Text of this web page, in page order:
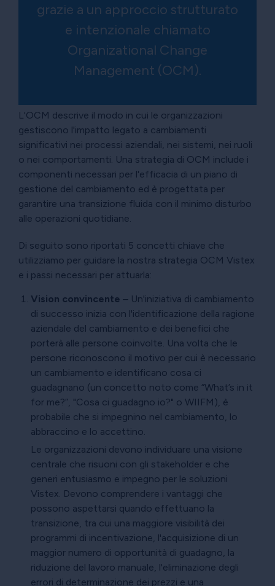
grazie a un approccio strutturato
e intenzionale chiamato
Organizational Change
Management (OCM).
L'OCM descrive il modo in cui le organizzazioni
gestiscono l'impatto legato a cambiamenti
significativi nei processi aziendali, nei sistemi, nei ruoli
o nei comportamenti. Una strategia di OCM include i
componenti necessari per l'efficacia di un piano di
gestione del cambiamento ed è progettata per
garantire una transizione fluida con il minimo disturbo
alle operazioni quotidiane.
Di seguito sono riportati 5 concetti chiave che
utilizziamo per guidare la nostra strategia OCM Vistex
e i passi necessari per attuarla:
Vision convincente – Un'iniziativa di cambiamento
di successo inizia con l'identificazione della ragione
aziendale del cambiamento e dei benefici che
porterà alle persone coinvolte. Una volta che le
persone riconoscono il motivo per cui è necessario
un cambiamento e identificano cosa ci
guadagnano (un concetto noto come “What’s in it
for me?”, "Cosa ci guadagno io?" o WIIFM), è
probabile che si impegnino nel cambiamento, lo
abbraccino e lo accettino.
Le organizzazioni devono individuare una visione
centrale che risuoni con gli stakeholder e che
generi entusiasmo e impegno per le soluzioni
Vistex. Devono comprendere i vantaggi che
possono aspettarsi quando effettuano la
transizione, tra cui una maggiore visibilità dei
programmi di incentivazione, l'acquisizione di un
maggior numero di opportunità di guadagno, la
riduzione del lavoro manuale, l'eliminazione degli
errori di determinazione dei prezzi e una